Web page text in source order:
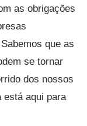
as obrigações
que as
se tornar
dos nossos
está aqui para